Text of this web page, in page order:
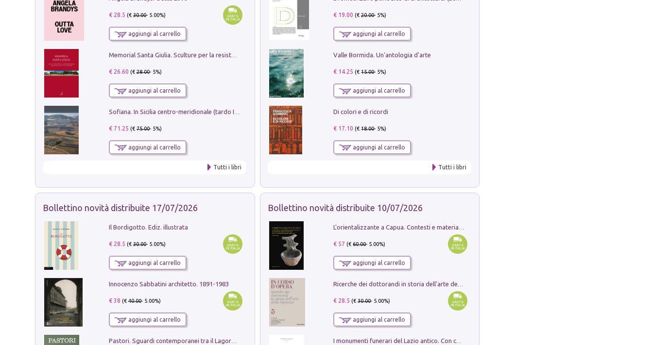
€ 28.5 (€30.00- 5.00%)
aggiungi al carrello
Memorial Santa Giulia. Sculture per la resistenza Monchio di Palagano
€ 26.60 (€28.00- 5%)
aggiungi al carrello
€ 71.25 (€75.00- 5%)
aggiungi al carrello
Tutti i libri
€ 19.00 (€20.00- 5%)
aggiungi al carrello
Valle Bormida. Un'antologia d'arte
€ 14.25 (€15.00- 5%)
aggiungi al carrello
Di colori e di ricordi
€ 17.10 (€18.00- 5%)
aggiungi al carrello
Tutti i libri
Bollettino novità distribuite 17/07/2026
Il Bordigotto. Ediz. illustrata
€ 28.5 (€30.00- 5.00%)
aggiungi al carrello
Innocenzo Sabbatini architetto. 1891-1983
€ 38 (€40.00- 5.00%)
aggiungi al carrello
Pastori. Sguardi contemporanei tra il Lagorai e la pianura. Ediz. illustrata
Bollettino novità distribuite 10/07/2026
€ 57 (€60.00- 5.00%)
aggiungi al carrello
€ 28.5 (€30.00- 5.00%)
aggiungi al carrello